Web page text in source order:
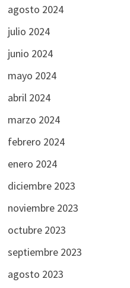
agosto 2024
julio 2024
junio 2024
mayo 2024
abril 2024
marzo 2024
febrero 2024
enero 2024
diciembre 2023
noviembre 2023
octubre 2023
septiembre 2023
agosto 2023